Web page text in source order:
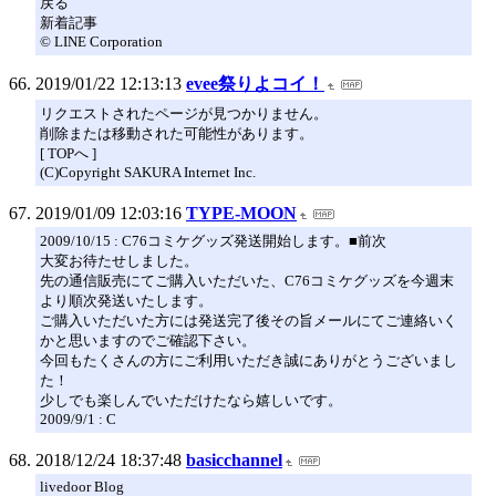
新着記事
© LINE Corporation
2019/01/22 12:13:13 evee祭りよコイ！
リクエストされたページが見つかりません。
削除または移動された可能性があります。
[ TOPへ ]
(C)Copyright SAKURA Internet Inc.
2019/01/09 12:03:16 TYPE-MOON
2009/10/15 : C76コミケグッズ発送開始します。■前次
大変お待たせしました。
先の通信販売にてご購入いただいた、C76コミケグッズを今週末
より順次発送いたします。
ご購入いただいた方には発送完了後その旨メールにてご連絡いく
かと思いますのでご確認下さい。
今回もたくさんの方にご利用いただき誠にありがとうございまし
た！
少しでも楽しんでいただけたなら嬉しいです。
2009/9/1 : C
2018/12/24 18:37:48 basicchannel
livedoor Blog